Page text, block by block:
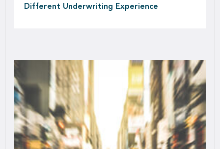
Different Underwriting Experience